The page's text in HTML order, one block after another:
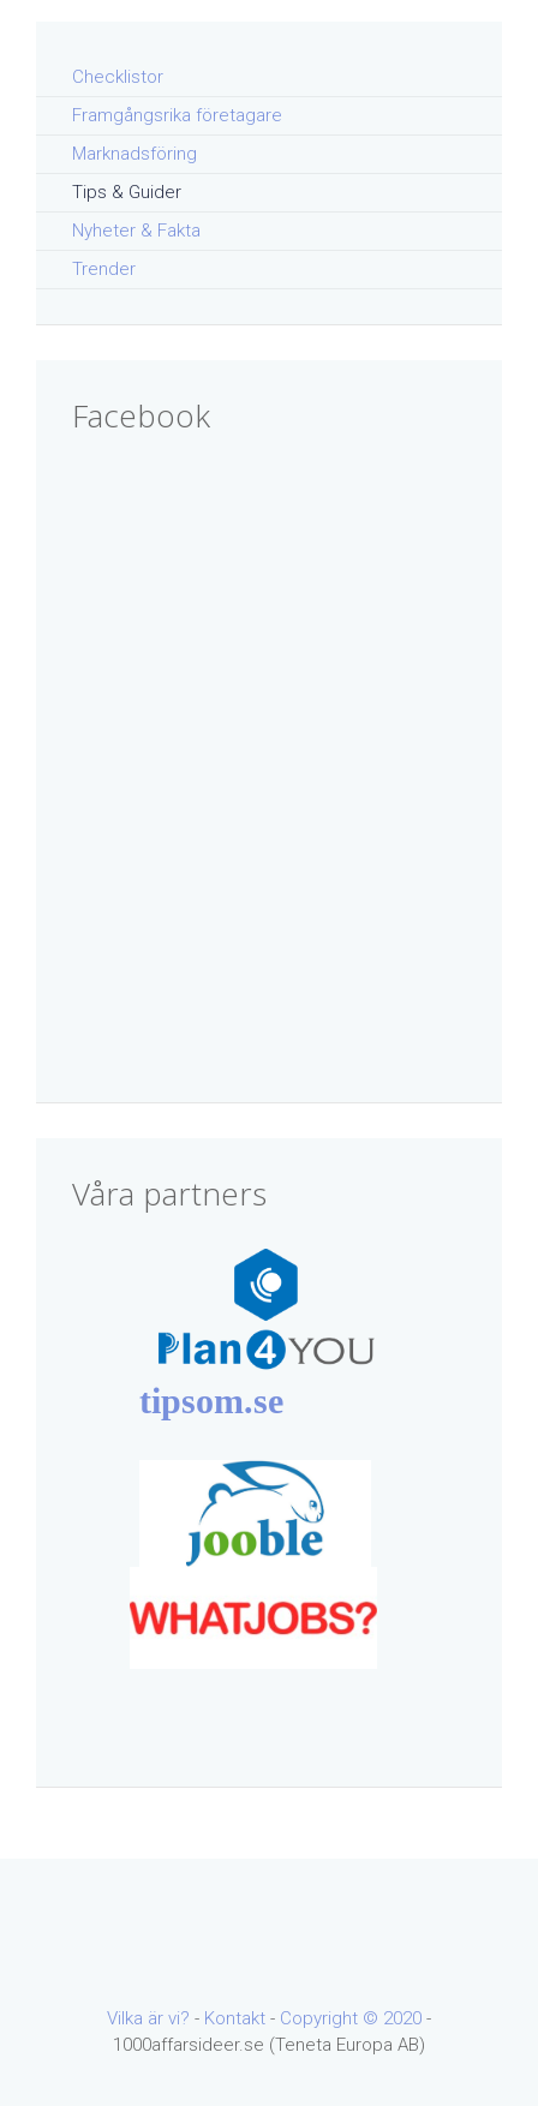
Checklistor
Framgångsrika företagare
Marknadsföring
Tips & Guider
Nyheter & Fakta
Trender
Facebook
Våra partners
tipsom.se
Vilka är vi? - Kontakt - Copyright © 2020 -
1000affarsideer.se (Teneta Europa AB)